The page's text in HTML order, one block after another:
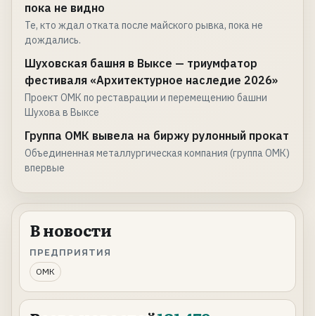
пока не видно
Те, кто ждал отката после майского рывка, пока не
дождались.
Шуховская башня в Выксе — триумфатор
фестиваля «Архитектурное наследие 2026»
Проект ОМК по реставрации и перемещению башни
Шухова в Выксе
Группа ОМК вывела на биржу рулонный прокат
Объединенная металлургическая компания (группа ОМК)
впервые
В новости
ПРЕДПРИЯТИЯ
ОМК